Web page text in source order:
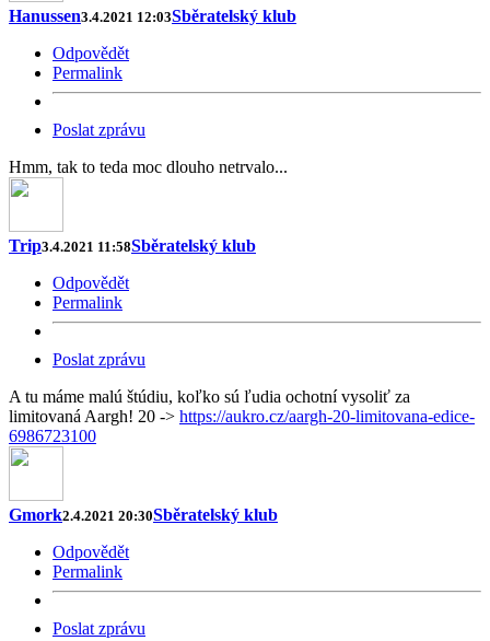
Hanussen3.4.2021 12:03Sběratelský klub
Odpovědět
Permalink
Poslat zprávu
Hmm, tak to teda moc dlouho netrvalo...
Trip3.4.2021 11:58Sběratelský klub
Odpovědět
Permalink
Poslat zprávu
A tu máme malú štúdiu, koľko sú ľudia ochotní vysoliť za
limitovaná Aargh! 20 -> https://aukro.cz/aargh-20-limitovana-edice-
6986723100
Gmork2.4.2021 20:30Sběratelský klub
Odpovědět
Permalink
Poslat zprávu